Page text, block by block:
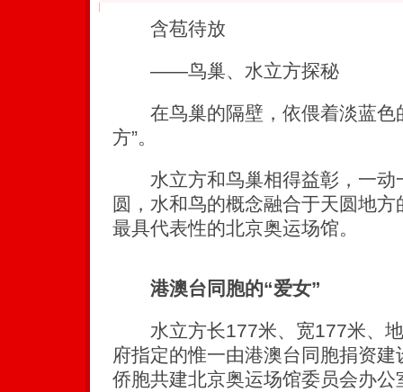
含苞待放
——鸟巢、水立方探秘
在鸟巢的隔壁，依偎着淡蓝色
方”。
水立方和鸟巢相得益彰，一动
圆，水和鸟的概念融合于天圆地
最具代表性的北京奥运场馆。
港澳台同胞的“爱女”
水立方长177米、宽177米、地
府指定的惟一由港澳台同胞捐资建
侨胞共建北京奥运场馆委员会办公